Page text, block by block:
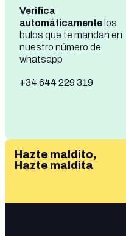
Verifica
automáticamente los
bulos que te mandan en
nuestro número de
whatsapp
+34 644 229 319
Hazte maldito,
Hazte maldita